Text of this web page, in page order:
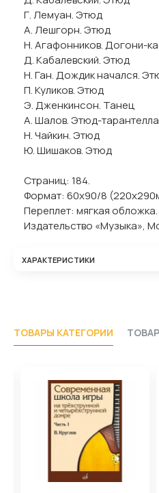
Г. Лемуан. Этюд
А. Лешгорн. Этюд
Н. Агафонников. Догони-
Д. Кабалевский. Этюд
Н. Ган. Дождик начался.
П. Куликов. Этюд
Э. Дженкинсон. Танец
А. Шалов. Этюд-тарантелла
Н. Чайкин. Этюд
Ю. Шишаков. Этюд
Страниц: 184.
Формат: 60х90/8
Переплет: мягкая обложка.
Издательство «Музыка»,
ХАРАКТЕРИСТИКИ
ТОВАРЫ КАТЕГОРИИ